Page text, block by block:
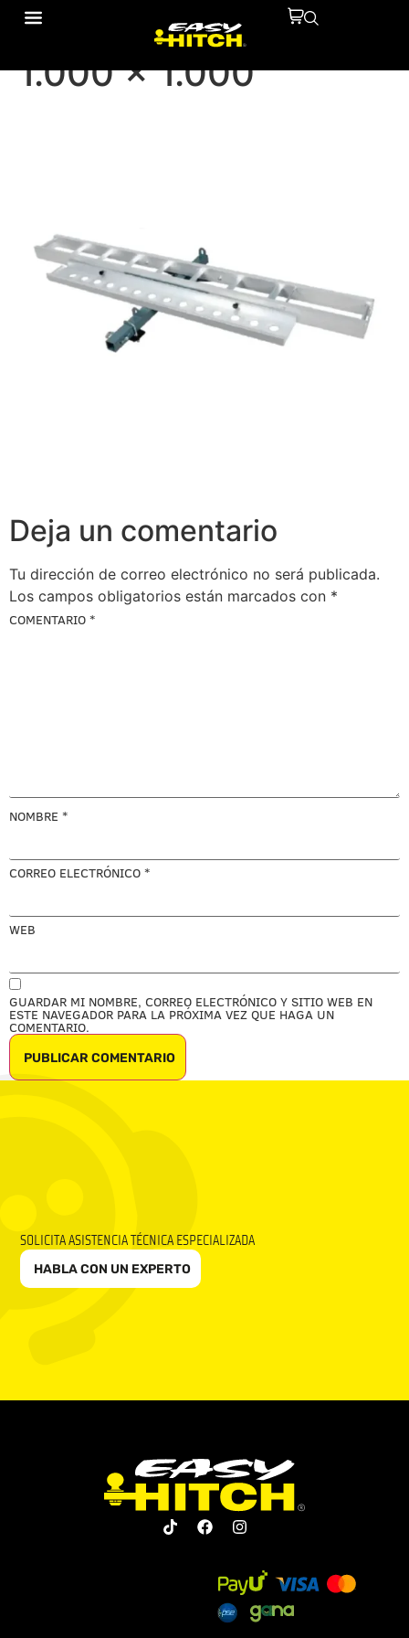
Portamoto Aluminio
1.000 x 1.000
Deja un comentario
Tu dirección de correo electrónico no será publicada.
Los campos obligatorios están marcados con *
COMENTARIO *
NOMBRE *
CORREO ELECTRÓNICO *
WEB
GUARDAR MI NOMBRE, CORREO ELECTRÓNICO Y SITIO WEB EN
ESTE NAVEGADOR PARA LA PRÓXIMA VEZ QUE HAGA UN
COMENTARIO.
SOLICITA ASISTENCIA TÉCNICA ESPECIALIZADA
HABLA CON UN EXPERTO